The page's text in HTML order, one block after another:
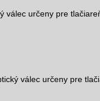
válec určeny pre
válec určeny pre